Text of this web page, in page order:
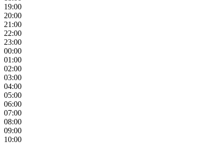
19:00
20:00
21:00
22:00
23:00
00:00
01:00
02:00
03:00
04:00
05:00
06:00
07:00
08:00
09:00
10:00